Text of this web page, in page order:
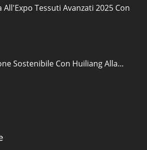
Tessuti Avanzati 2025 Con
Sostenibile Con Huiliang Alla...